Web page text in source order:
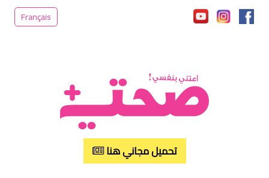
Français
تحميل مجاني هنا